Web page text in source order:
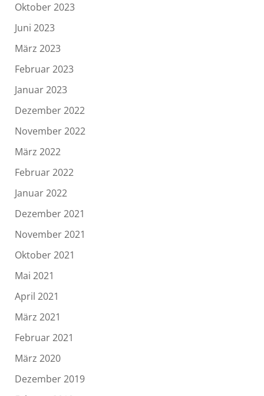
Oktober 2023
Juni 2023
März 2023
Februar 2023
Januar 2023
Dezember 2022
November 2022
März 2022
Februar 2022
Januar 2022
Dezember 2021
November 2021
Oktober 2021
Mai 2021
April 2021
März 2021
Februar 2021
März 2020
Dezember 2019